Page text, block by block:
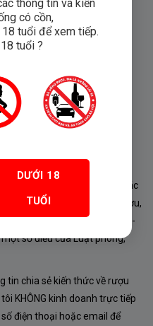
ngày 14/9/2017 của Chính
thủ Luật “phòng chống tác
Điều 16 về “điều kiện bán rượu,
Nghị định số 24/2020/NĐ-
số điều của Luật phòng,
tin chia sẻ kiến thức về rượu
KHÔNG kinh doanh trực tiếp
điện thoại hoặc email để
thông tin và kiến
có cồn,
tuổi để xem tiếp.
tuổi ?
DƯỚI 18
TUỔI